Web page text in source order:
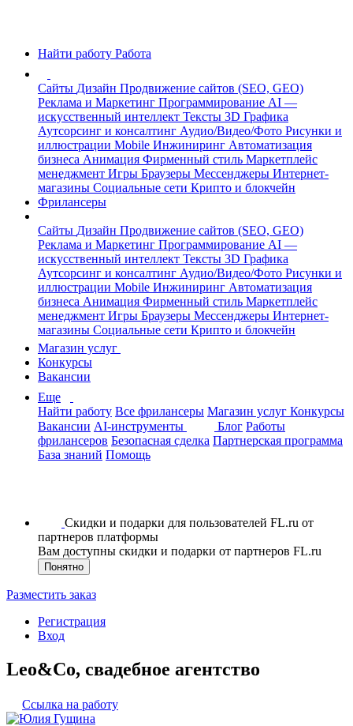
Найти работу Работа
Сайты Дизайн Продвижение сайтов (SEO, GEO)
Реклама и Маркетинг Программирование AI —
искусственный интеллект Тексты 3D Графика
Аутсорсинг и консалтинг Аудио/Видео/Фото Рисунки и
иллюстрации Mobile Инжиниринг Автоматизация
бизнеса Анимация Фирменный стиль Маркетплейс
менеджмент Игры Браузеры Мессенджеры Интернет-
магазины Социальные сети Крипто и блокчейн
Фрилансеры
Сайты Дизайн Продвижение сайтов (SEO, GEO)
Реклама и Маркетинг Программирование AI —
искусственный интеллект Тексты 3D Графика
Аутсорсинг и консалтинг Аудио/Видео/Фото Рисунки и
иллюстрации Mobile Инжиниринг Автоматизация
бизнеса Анимация Фирменный стиль Маркетплейс
менеджмент Игры Браузеры Мессенджеры Интернет-
магазины Социальные сети Крипто и блокчейн
Магазин услуг
Конкурсы
Вакансии
Еще
Найти работу Все фрилансеры Магазин услуг Конкурсы
Вакансии AI-инструменты Блог Работы
фрилансеров Безопасная сделка Партнерская программа
База знаний Помощь
Скидки и подарки для пользователей FL.ru от
партнеров платформы
Вам доступны скидки и подарки от партнеров FL.ru
Понятно
Разместить заказ
Регистрация
Вход
Leo&Co, свадебное агентство
Ссылка на работу